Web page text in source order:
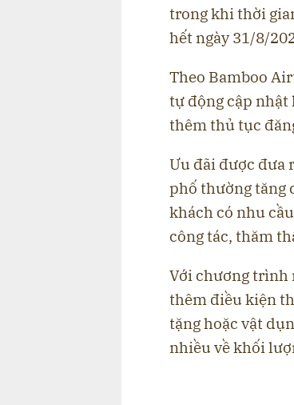
trong khi thời
hết ngày 31/8/
Theo Bamboo
tự động cập
thêm thủ tục
Ưu đãi được đưa
phố thường tăng
khách có nhu
công tác, thăm
Với chương trình
thêm điều kiện
tặng hoặc vật
nhiều về khối